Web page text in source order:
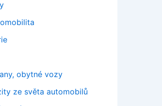
obytné vozy
ze světa automobilů